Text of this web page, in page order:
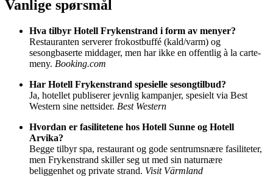
Vanlige spørsmål
Hva tilbyr Hotell Frykenstrand i form av menyer?
Restauranten serverer frokostbuffé (kald/varm) og
sesongbaserte middager, men har ikke en offentlig à la carte-
meny. Booking.com
Har Hotell Frykenstrand spesielle sesongtilbud?
Ja, hotellet publiserer jevnlig kampanjer, spesielt via Best
Western sine nettsider. Best Western
Hvordan er fasilitetene hos Hotell Sunne og Hotell
Arvika?
Begge tilbyr spa, restaurant og gode sentrumsnære fasiliteter,
men Frykenstrand skiller seg ut med sin naturnære
beliggenhet og private strand. Visit Värmland